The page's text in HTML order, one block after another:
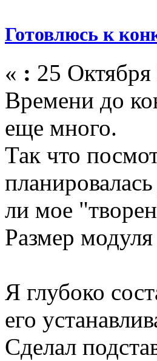
Готовлюсь к
« : 25
Времени до
еще много.
Так что
ли мое
Размер
Я глубоко
его
Сделал